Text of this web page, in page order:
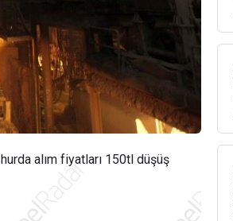
alım fiyatları 150tl düşüş